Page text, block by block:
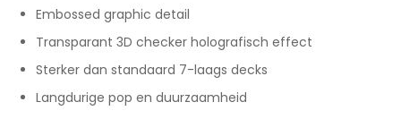
Embossed graphic detail
Transparant 3D checker holografisch effect
Sterker dan standaard 7-laags decks
Langdurige pop en duurzaamheid